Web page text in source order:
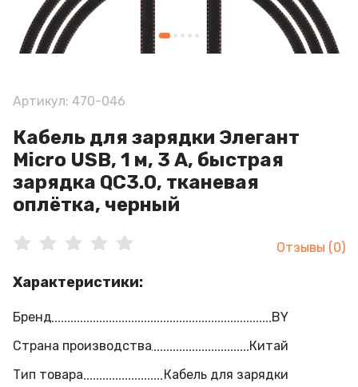
Артикул: 470-046
Кабель для зарядки Элегант
Micro USB, 1 м, 3 А, быстрая
зарядка QC3.0, тканевая
оплётка, черный
Отзывы (0)
Характеристики:
Бренд
BY
Страна производства
Китай
Тип товара
Кабель для зарядки